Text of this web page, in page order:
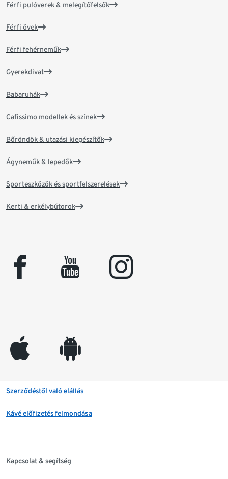
Férfi pulóverek & melegítőfelsők
Férfi övek
Férfi fehérneműk
Gyerekdivat
Babaruhák
Cafissimo modellek és színek
Bőröndök & utazási kiegészítők
Ágyneműk & lepedők
Sporteszközök és sportfelszerelések
Kerti & erkélybútorok
facebook youtube instagram
appleinc android
Szerződéstől való elállás
Kávé előfizetés felmondása
Kapcsolat & segítség